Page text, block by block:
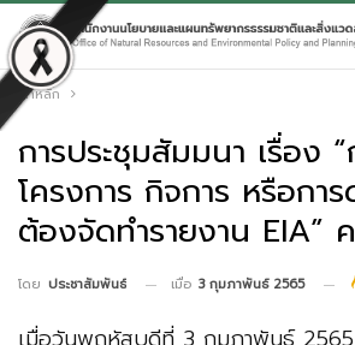
หน้าหลัก
การประชุมสัมมนา เรื่อง
โครงการ กิจการ หรือกา
ต้องจัดทำรายงาน EIA”
โดย ประชาสัมพันธ์ เมื่อ 3 กุมภาพันธ์ 2565